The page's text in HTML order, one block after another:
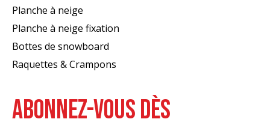
Planche à neige
Planche à neige fixation
Bottes de snowboard
Raquettes & Crampons
ABONNEZ-VOUS DÈS